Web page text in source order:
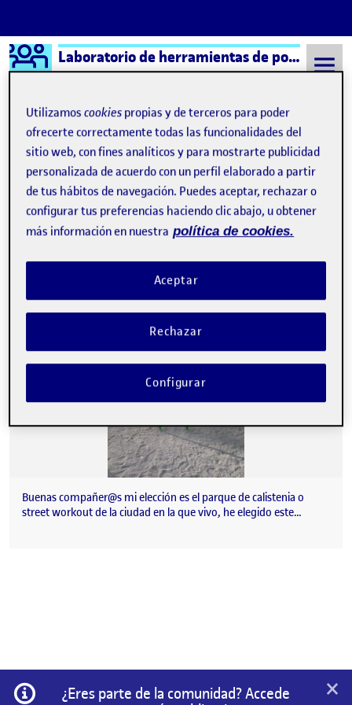
Saltar al contenido
Logo Ágora Laboratorio de herramientas de portafolios aula 5
Semestre 20212 - Aula 5 25 Febrero, 2022
25 Febrero, 2022
Publicado por
Francisco Sigüenza Amaro
Fecha de publicación25 febrero, 2022 6:05 pm
-comentario
Buenas compañer@s mi elección es el parque de calistenia o
street workout de la ciudad en la que vivo, he elegido este…
Información
¿Eres parte de la comunidad? Accede
×
Utilizamoscookies propias y de terceros para poder
ofrecerte correctamente todas las funcionalidades del
sitio web, con fines analíticos y para mostrarte publicidad
personalizada de acuerdo con un perfil elaborado a partir
de tus hábitos de navegación. Puedes aceptar, rechazar o
configurar tus preferencias haciendo clic abajo, u obtener
más información en nuestra política de cookies.
Rechazar
Aceptar
Configurar